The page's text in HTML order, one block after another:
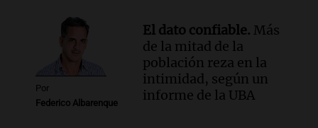
3x1:4
Episodios
Por
Federico Albarenque
El dato confiable. Más
de la mitad de la
población reza en la
intimidad, según un
informe de la UBA